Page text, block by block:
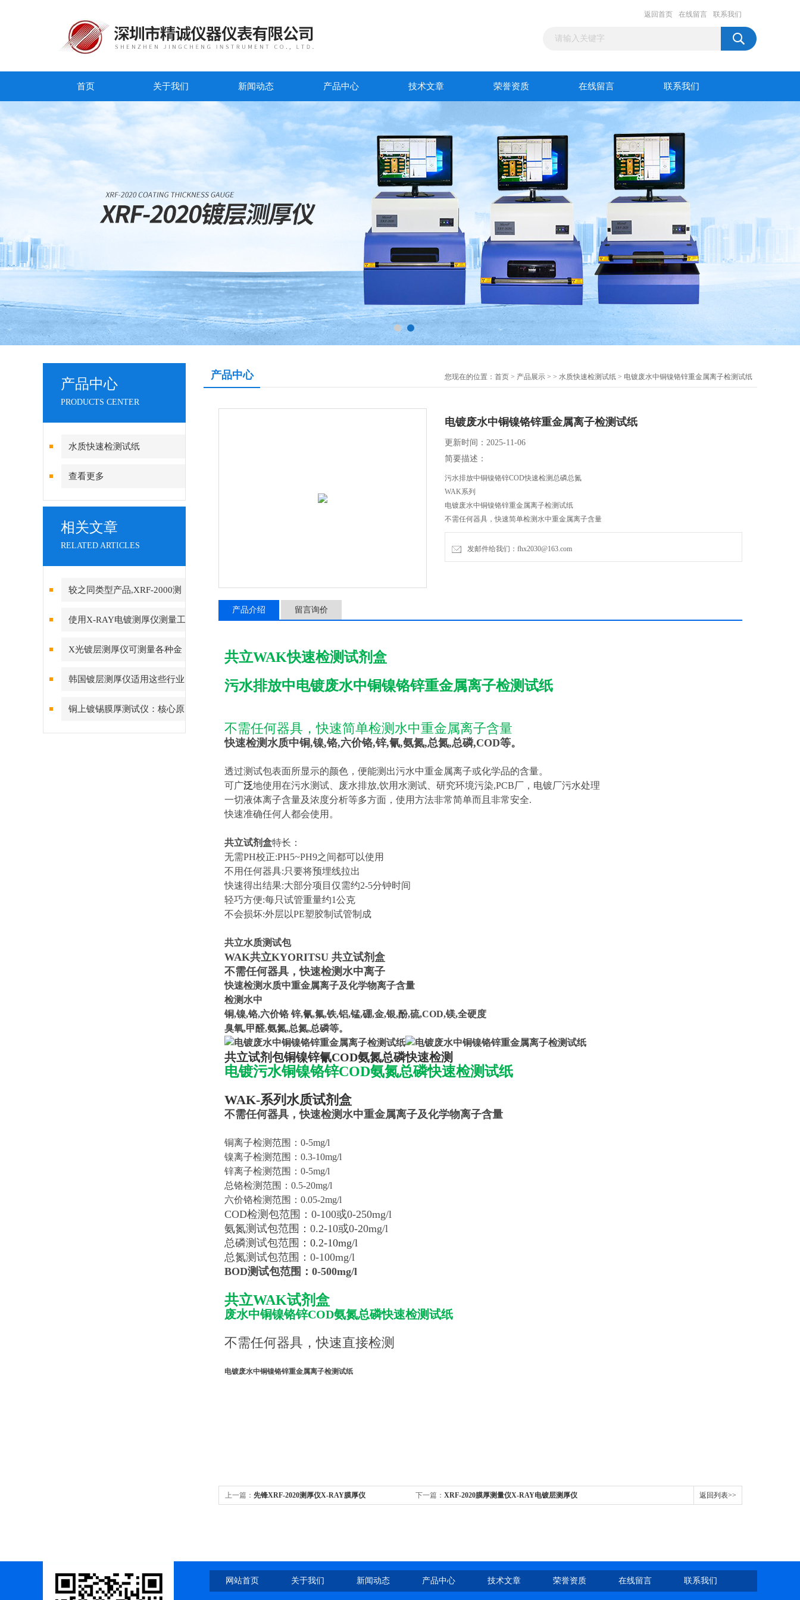
返回首页 在线留言 联系我们
首页 关于我们 新闻动态 产品中心 技术文章 荣誉资质 在线留言 联系我们
产品中心
PRODUCTS CENTER
水质快速检测试纸
查看更多
相关文章
RELATED ARTICLES
较之同类型产品,XRF-2000测
厚仪真正做到物超所值
使用X-RAY电镀测厚仪测量工
件之前，应做好的准备有什么？
X光镀层测厚仪可测量各种金
属镀层的厚度
韩国镀层测厚仪适用这些行业
中
铜上镀锡膜厚测试仪：核心原
理与精度差异深度解析
产品中心 您现在的位置： 首页 > 产品展示 > > 水质快速检测试纸 > 电镀废水中铜镍铬锌重金属离子检测试纸
电镀废水中铜镍铬锌重金属离子检测试纸
更新时间：2025-11-06
简要描述：
污水排放中铜镍铬锌COD快速检测总磷总氮
WAK系列
电镀废水中铜镍铬锌重金属离子检测试纸
不需任何器具，快速简单检测水中重金属离子含量
发邮件给我们：fhx2030@163.com
产品介绍 留言询价
共立WAK快速检测试剂盒
污水排放中电镀废水中铜镍铬锌重金属离子检测试纸
不需任何器具，快速简单检测水中重金属离子含量
快速检测水质中铜,镍,铬,六价铬,锌,氰,氨氮,总氮,总磷,COD等。
透过测试包表面所显示的颜色，便能测出污水中重金属离子或化学品的含量。
可广泛地使用在污水测试、废水排放,饮用水测试、研究环境污染,PCB厂，电镀厂污水处理
一切液体离子含量及浓度分析等多方面，使用方法非常简单而且非常安全.
快速准确任何人都会使用。
共立试剂盒特长：
无需PH校正:PH5~PH9之间都可以使用
不用任何器具:只要将预埋线拉出
快速得出结果:大部分项目仅需约2-5分钟时间
轻巧方便:每只试管重量约1公克
不会损坏:外层以PE塑胶制试管制成
共立水质测试包
WAK共立KYORITSU 共立试剂盒
不需任何器具，快速检测水中离子
快速检测水质中重金属离子及化学物离子含量
检测水中
铜,镍,铬,六价铬 锌,氰,氟,铁,铝,锰,硼,金,银,酚,硫,COD,镁,全硬度
臭氧,甲醛,氨氮,总氮,总磷等。
共立试剂包铜镍锌氰COD氨氮总磷快速检测
电镀污水铜镍铬锌COD氨氮总磷快速检测试纸
WAK-系列水质试剂盒
不需任何器具，快速检测水中重金属离子及化学物离子含量
铜离子检测范围：0-5mg/l
镍离子检测范围：0.3-10mg/l
锌离子检测范围：0-5mg/l
总铬检测范围：0.5-20mg/l
六价铬检测范围：0.05-2mg/l
COD检测包范围：0-100或0-250mg/l
氨氮测试包范围：0.2-10或0-20mg/l
总磷测试包范围 ：0.2-10mg/l
总氮测试包范围：0-100mg/l
BOD测试包范围：0-500mg/l
共立WAK试剂盒
废水中铜镍铬锌COD氨氮总磷快速检测试纸
不需任何器具，快速直接检测
电镀废水中铜镍铬锌重金属离子检测试纸
上一篇： 先锋XRF-2020测厚仪X-RAY膜厚仪 下一篇： XRF-2020膜厚测量仪X-RAY电镀层测厚仪 返回列表>>
网站首页 关于我们 新闻动态 产品中心 技术文章 荣誉资质 在线留言 联系我们